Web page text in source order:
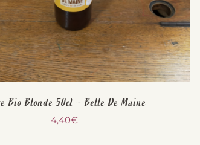
Bio Blonde 50cl – Belle De Maine
4,40€